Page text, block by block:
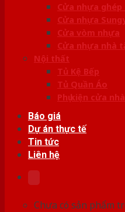
Cửa nhựa ghép
Cửa nhựa
Cửa vòm nhựa
Cửa nhựa nhà
Nội thất
Tủ Kệ Bếp
Tủ Quần Áo
Phụ kiện cửa
Báo giá
Dự án thực tế
Tin tức
Liên hệ
Chưa có sản phẩm